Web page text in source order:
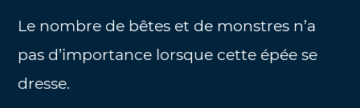
Le nombre de bêtes et de monstres n’a
pas d’importance lorsque cette épée se
dresse.